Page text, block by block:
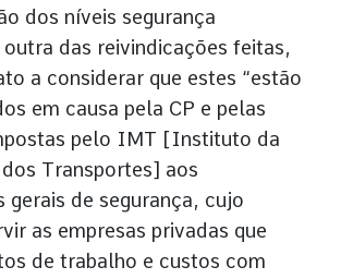
dos níveis segurança
das reivindicações feitas,
a considerar que estes “estão
em causa pela CP e pelas
pelo IMT [Instituto da
Transportes] aos
gerais de segurança, cujo
as empresas privadas que
de trabalho e custos com